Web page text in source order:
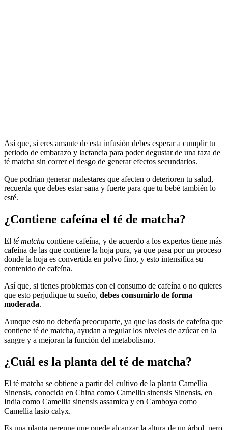
Así que, si eres amante de esta infusión debes esperar a cumplir tu
periodo de embarazo y lactancia para poder degustar de una taza de
té matcha sin correr el riesgo de generar efectos secundarios.
Que podrían generar malestares que afecten o deterioren tu salud,
recuerda que debes estar sana y fuerte para que tu bebé también lo
esté.
¿Contiene cafeína el té de matcha?
El té matcha contiene cafeína, y de acuerdo a los expertos tiene más
cafeína de las que contiene la hoja pura, ya que pasa por un proceso
donde la hoja es convertida en polvo fino, y esto intensifica su
contenido de cafeína.
Así que, si tienes problemas con el consumo de cafeína o no quieres
que esto perjudique tu sueño, debes consumirlo de forma
moderada.
Aunque esto no debería preocuparte, ya que las dosis de cafeína que
contiene té de matcha, ayudan a regular los niveles de azúcar en la
sangre y a mejoran la función del metabolismo.
¿Cuál es la planta del té de matcha?
El té matcha se obtiene a partir del cultivo de la planta Camellia
Sinensis, conocida en China como Camellia sinensis Sinensis, en
India como Camellia sinensis assamica y en Camboya como
Camellia lasio calyx.
Es una planta perenne que puede alcanzar la altura de un árbol, pero